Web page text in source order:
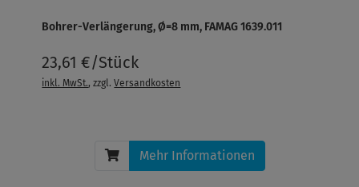
Bohrer-Verlängerung, Ø=8 mm, FAMAG 1639.011
23,61 €/Stück
inkl. MwSt., zzgl.Versandkosten
Mehr Informationen